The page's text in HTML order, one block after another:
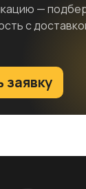
—
с
заявку